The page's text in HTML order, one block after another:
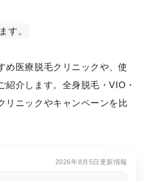
す。
め医療脱毛クリニックや、使
紹介します。全身脱毛・VIO・
リニックやキャンペーンを比
2026年8月5日更新情報